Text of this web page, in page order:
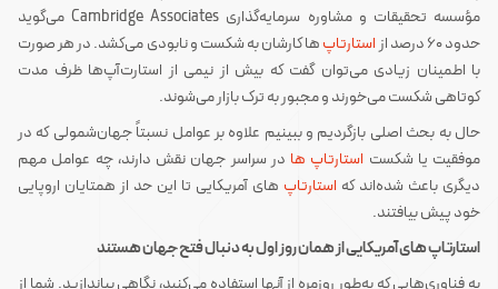
مؤسسه تحقیقات و مشاوره سرمایه‌گذاری Cambridge Associates می‌گوید
حدود 60 درصد از
استارتاپها کارشان به شکست و نابودی می‌کشد. در هر صورت
با اطمینان زیادی می‌توان گفت که بیش از نیمی از استارت‌آپ‌ها ظرف مدت
کوتاهی شکست می‌خورند و مجبور به ترک بازار می‌شوند.
حال به بحث اصلی بازگردیم و ببینیم علاوه بر عوامل نسبتاً جهان‌شمولی که در
موفقیت یا شکست استارتاپ ها در سراسر جهان نقش دارند، چه عوامل مهم
دیگری باعث شده‌اند که استارتاپ های آمریکایی تا این حد از همتایان اروپایی
خود پیش بیافتند.
استارتاپ های آمریکایی از همان روز اول به دنبال فتح جهان هستند
به فناوری‌هایی که به‌طور روزمره از آنها استفاده می‌کنید، نگاهی بیاندازید. شما از